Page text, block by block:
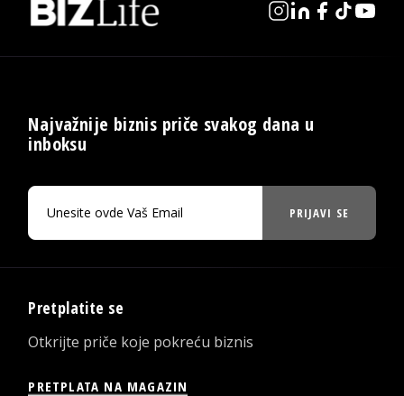
Najvažnije biznis priče svakog dana u
inboksu
PRIJAVI SE
Pretplatite se
Otkrijte priče koje pokreću biznis
PRETPLATA NA MAGAZIN